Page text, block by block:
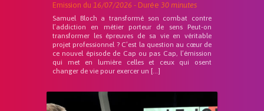
Emission du 16/07/2026 - Durée 30 minutes
Samuel Bloch a transformé son combat contre
l’addiction en métier porteur de sens Peut-on
transformer les épreuves de sa vie en véritable
projet professionnel ? C’est la question au cœur de
ce nouvel épisode de Cap ou pas Cap, l’émission
qui met en lumière celles et ceux qui osent
changer de vie pour exercer un […]